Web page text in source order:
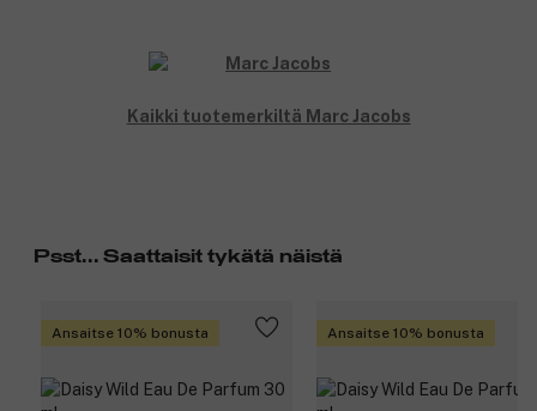
Kaikki tuotemerkiltä Marc Jacobs
Psst... Saattaisit tykätä näistä
Ansaitse 10% bonusta Ansaitse 10% bonusta